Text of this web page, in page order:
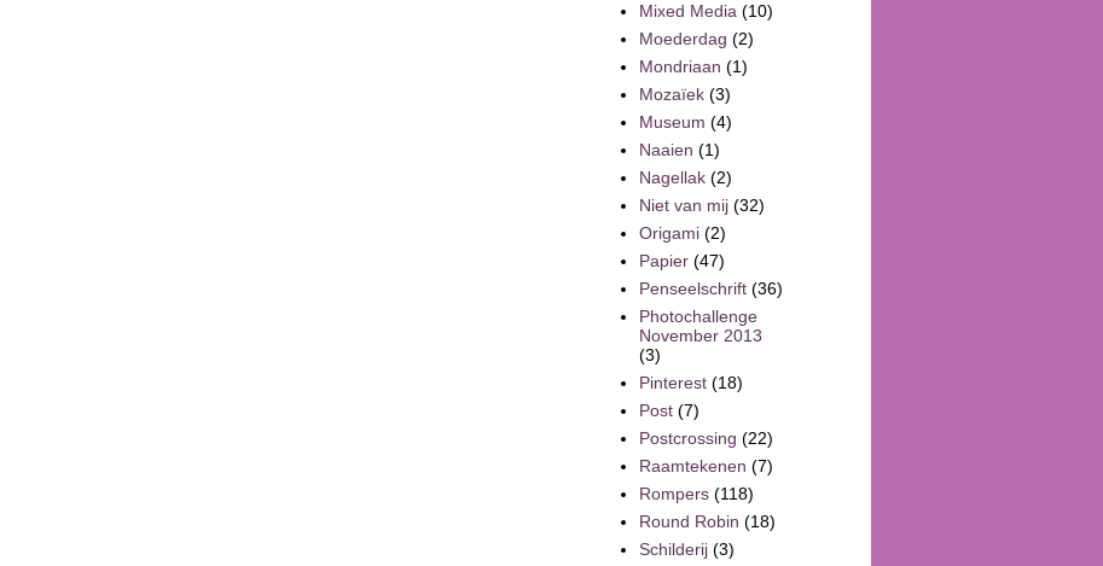
Mixed Media (10)
Moederdag (2)
Mondriaan (1)
Mozaïek (3)
Museum (4)
Naaien (1)
Nagellak (2)
Niet van mij (32)
Origami (2)
Papier (47)
Penseelschrift (36)
Photochallenge
November 2013
(3)
Pinterest (18)
Post (7)
Postcrossing (22)
Raamtekenen (7)
Rompers (118)
Round Robin (18)
Schilderij (3)